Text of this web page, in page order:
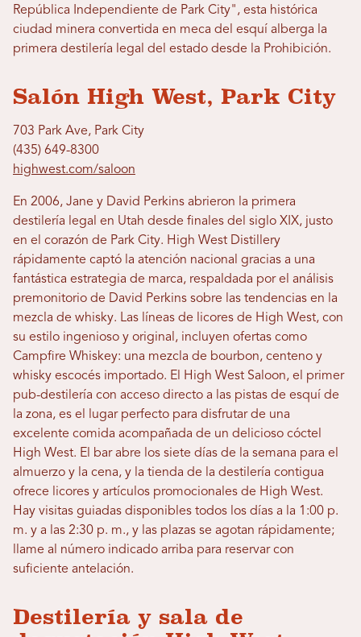
República Independiente de Park City", esta histórica
ciudad minera convertida en meca del esquí alberga la
primera destilería legal del estado desde la Prohibición.
Salón High West, Park City
703 Park Ave, Park City
(435) 649-8300
highwest.com/saloon
En 2006, Jane y David Perkins abrieron la primera
destilería legal en Utah desde finales del siglo XIX, justo
en el corazón de Park City. High West Distillery
rápidamente captó la atención nacional gracias a una
fantástica estrategia de marca, respaldada por el análisis
premonitorio de David Perkins sobre las tendencias en la
mezcla de whisky. Las líneas de licores de High West, con
su estilo ingenioso y original, incluyen ofertas como
Campfire Whiskey: una mezcla de bourbon, centeno y
whisky escocés importado. El High West Saloon, el primer
pub-destilería con acceso directo a las pistas de esquí de
la zona, es el lugar perfecto para disfrutar de una
excelente comida acompañada de un delicioso cóctel
High West. El bar abre los siete días de la semana para el
almuerzo y la cena, y la tienda de la destilería contigua
ofrece licores y artículos promocionales de High West.
Hay visitas guiadas disponibles todos los días a la 1:00 p.
m. y a las 2:30 p. m., y las plazas se agotan rápidamente;
llame al número indicado arriba para reservar con
suficiente antelación.
Destilería y sala de